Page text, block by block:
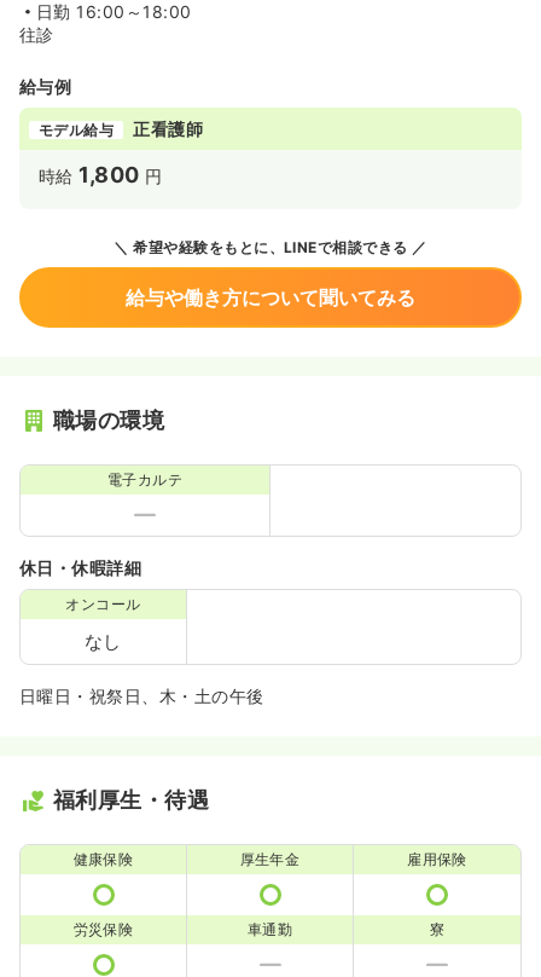
日勤 16:00～18:00
往診
給与例
モデル給与 正看護師
時給 1,800 円
希望や経験をもとに、LINEで相談できる
給与や働き方について聞いてみる
職場の環境
電子カルテ
休日・休暇詳細
オンコール
なし
日曜日・祝祭日、木・土の午後
福利厚生・待遇
健康保険 厚生年金 雇用保険
労災保険 車通勤 寮